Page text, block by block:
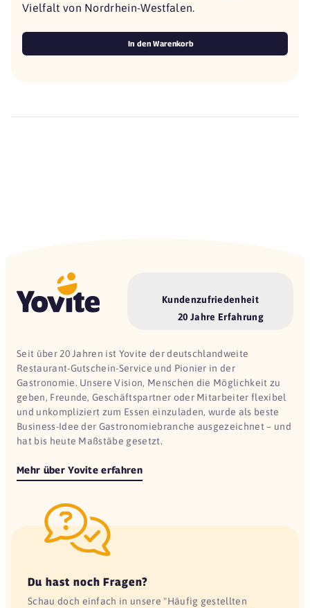
Vielfalt von Nordrhein-Westfalen.
In den Warenkorb
Kundenzufriedenheit
20 Jahre Erfahrung
Seit über 20 Jahren ist Yovite der deutschlandweite
Restaurant-Gutschein-Service und Pionier in der
Gastronomie. Unsere Vision, Menschen die Möglichkeit zu
geben, Freunde, Geschäftspartner oder Mitarbeiter flexibel
und unkompliziert zum Essen einzuladen, wurde als beste
Business-Idee der Gastronomiebranche ausgezeichnet – und
hat bis heute Maßstäbe gesetzt.
Mehr über Yovite erfahren
Du hast noch Fragen?
Schau doch einfach in unsere "Häufig gestellten